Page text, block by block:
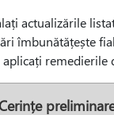
actualizările
îmbunătățește
remedierile